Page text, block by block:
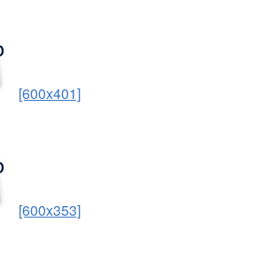
[600x401]
[600x353]